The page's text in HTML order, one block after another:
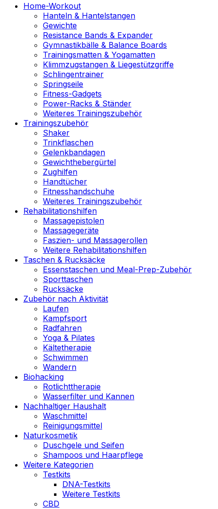
Home-Workout
Hanteln & Hantelstangen
Gewichte
Resistance Bands & Expander
Gymnastikbälle & Balance Boards
Trainingsmatten & Yogamatten
Klimmzugstangen & Liegestützgriffe
Schlingentrainer
Springseile
Fitness-Gadgets
Power-Racks & Ständer
Weiteres Trainingszubehör
Trainingszubehör
Shaker
Trinkflaschen
Gelenkbandagen
Gewichthebergürtel
Zughilfen
Handtücher
Fitnesshandschuhe
Weiteres Trainingszubehör
Rehabilitationshilfen
Massagepistolen
Massagegeräte
Faszien- und Massagerollen
Weitere Rehabilitationshilfen
Taschen & Rucksäcke
Essenstaschen und Meal-Prep-Zubehör
Sporttaschen
Rucksäcke
Zubehör nach Aktivität
Laufen
Kampfsport
Radfahren
Yoga & Pilates
Kältetherapie
Schwimmen
Wandern
Biohacking
Rotlichttherapie
Wasserfilter und Kannen
Nachhaltiger Haushalt
Waschmittel
Reinigungsmittel
Naturkosmetik
Duschgele und Seifen
Shampoos und Haarpflege
Weitere Kategorien
Testkits
DNA-Testkits
Weitere Testkits
CBD